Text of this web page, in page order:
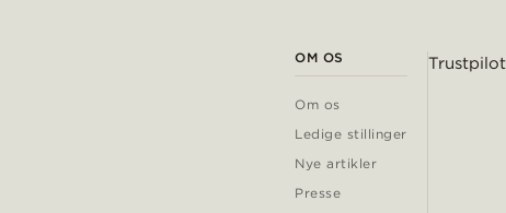
OM OS
Om os
Ledige stillinger
Nye artikler
Presse
Trustpilot